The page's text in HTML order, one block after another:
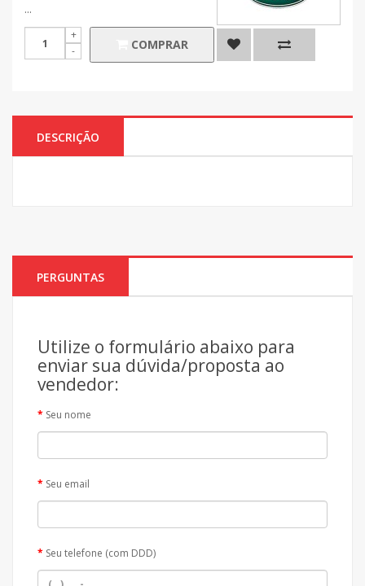
...
COMPRAR
DESCRIÇÃO
PERGUNTAS
Utilize o formulário abaixo para
enviar sua dúvida/proposta ao
vendedor:
Seu nome
Seu email
Seu telefone (com DDD)